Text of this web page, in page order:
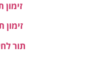
תור